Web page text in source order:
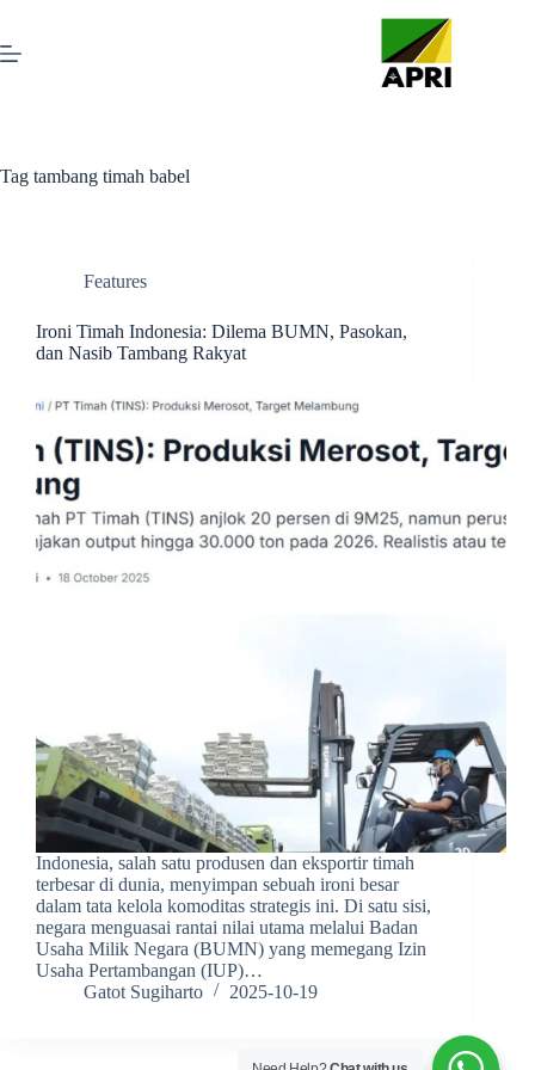
Tag tambang timah babel
Features
Ironi Timah Indonesia: Dilema BUMN, Pasokan,
dan Nasib Tambang Rakyat
Indonesia, salah satu produsen dan eksportir timah
terbesar di dunia, menyimpan sebuah ironi besar
dalam tata kelola komoditas strategis ini. Di satu sisi,
negara menguasai rantai nilai utama melalui Badan
Usaha Milik Negara (BUMN) yang memegang Izin
Usaha Pertambangan (IUP)…
Gatot Sugiharto
2025-10-19